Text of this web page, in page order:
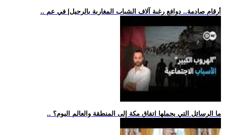
.. أرقام صادمة.. دوافع رغبة آلاف الشباب المغاربة بالرحيل| في عم
.. ما الرسائل التي يحملها اتفاق مكة إلى المنطقة والعالم اليوم؟